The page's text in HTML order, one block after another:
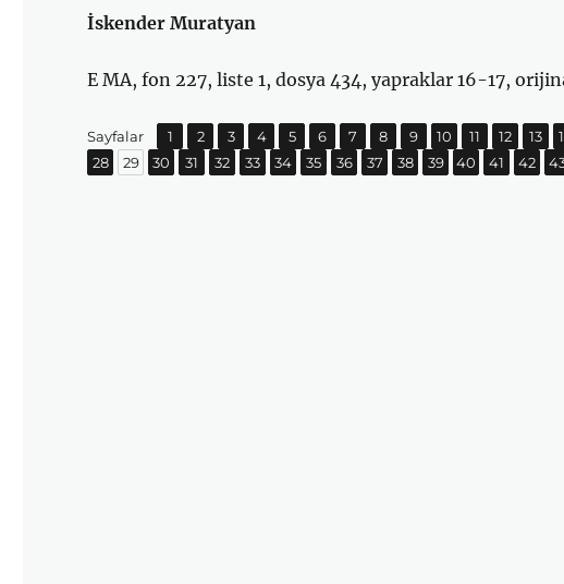
İskender Muratyan
E MA, fon 227, liste 1, dosya 434, yapraklar 16-17,
Sayfalar Sayfa
1 ,
Sayfa
2 ,
Sayfa
3 ,
Sayfa
4 ,Sayfa
5 ,
Sayfa
6 ,
Sayfa
7 ,
Sayfa
8 ,
Sayfa
9 ,
Sayfa
10 ,
Sayfa
11 ,
Sayfa
12 ,
13
Sayfa
28 ,
Sayfa
29 ,
Sayfa
30 ,
Sayfa
31 ,
Sayfa
32 ,
Sayfa
33 ,
Sayfa
34 ,
Sayfa
35 ,
Sayfa
36 ,
Sayfa
37 ,
Sayfa
38 ,
Sayfa
39 ,
Sayfa
40 ,
Sayfa
41 ,
Sayfa
42 ,